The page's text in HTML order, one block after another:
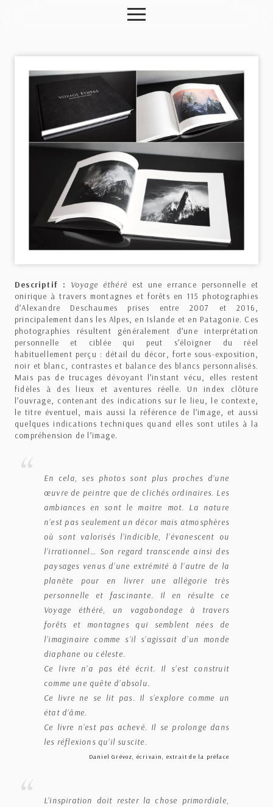
Descriptif : Voyage éthéré est une errance personnelle et
onirique à travers montagnes et forêts en 115 photographies
d’Alexandre Deschaumes prises entre 2007 et 2016,
principalement dans les Alpes, en Islande et en Patagonie. Ces
photographies résultent généralement d’une interprétation
personnelle et ciblée qui peut s’éloigner du réel
habituellement perçu : détail du décor, forte sous-exposition,
noir et blanc, contrastes et balance des blancs personnalisés.
Mais pas de trucages dévoyant l’instant vécu, elles restent
fidèles à des lieux et aventures réelle. Un index clôture
l’ouvrage, contenant des indications sur le lieu, le contexte,
le titre éventuel, mais aussi la référence de l’image, et aussi
quelques indications techniques quand elles sont utiles à la
compréhension de l’image.
En cela, ses photos sont plus proches d’une
œuvre de peintre que de clichés ordinaires. Les
ambiances en sont le maitre mot. La nature
n’est pas seulement un décor mais atmosphères
où sont valorisés l’indicible, l’évanescent ou
l’irrationnel… Son regard transcende ainsi des
paysages venus d’une extrémité à l’autre de la
planète pour en livrer une allégorie très
personnelle et fascinante. Il en résulte ce
Voyage éthéré, un vagabondage à travers
forêts et montagnes qui semblent nées de
l’imaginaire comme s’il s’agissait d’un monde
diaphane ou céleste.
Ce livre n’a pas été écrit. Il s’est construit
comme une quête d’absolu.
Ce livre ne se lit pas. Il s’explore comme un
état d’âme.
Ce livre n’est pas achevé. Il se prolonge dans
les réflexions qu’il suscite.
Daniel Grévoz, écrivain, extrait de la préface
L’inspiration doit rester la chose primordiale,